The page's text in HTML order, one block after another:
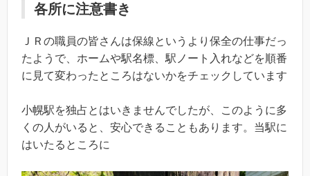
各所に注意書き
ＪＲの職員の皆さんは保線というより保全の仕事だっ
たようで、ホームや駅名標、駅ノート入れなどを順番
に見て変わったところはないかをチェックしています
小幌駅を独占とはいきませんでしたが、このように多
くの人がいると、安心できることもあります。当駅に
はいたるところに